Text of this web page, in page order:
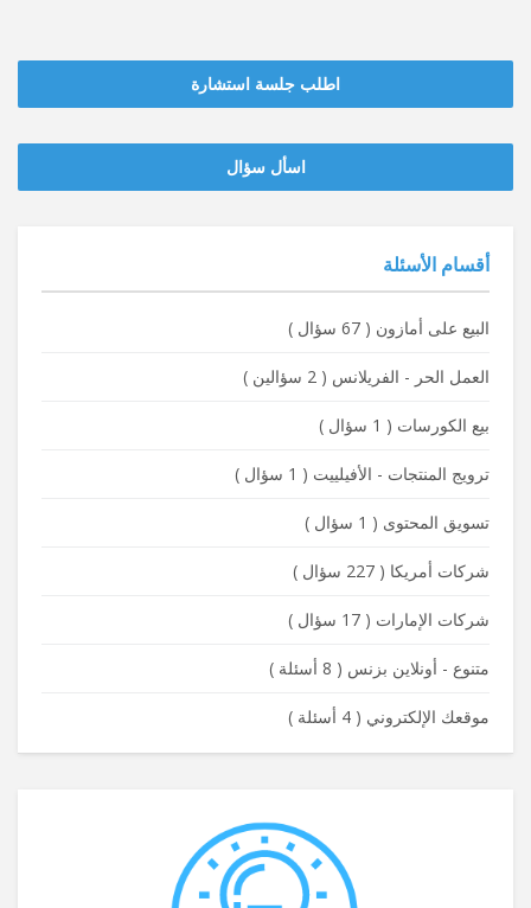
اطلب جلسة استشارة
‫‫اسأل سؤال
أقسام الأسئلة
البيع على أمازون ( 67 سؤال )
العمل الحر - الفريلانس ( 2 سؤالين )
بيع الكورسات ( 1 سؤال )
ترويج المنتجات - الأفيلييت ( 1 سؤال )
تسويق المحتوى ( 1 سؤال )
شركات أمريكا ( 227 سؤال )
شركات الإمارات ( 17 سؤال )
متنوع - أونلاين بزنس ( 8 أسئلة )
موقعك الإلكتروني ( 4 أسئلة )